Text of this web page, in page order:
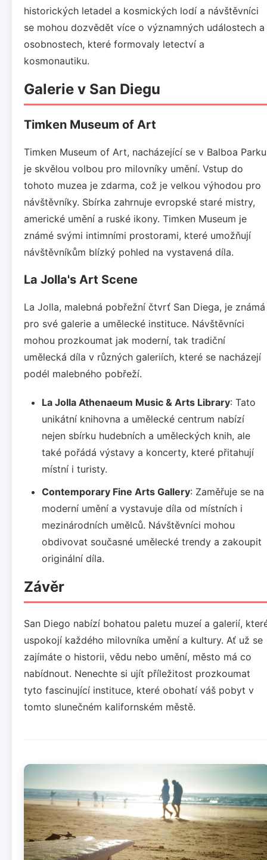
historických letadel a kosmických lodí a návštěvníci
se mohou dozvědět více o významných událostech a
osobnostech, které formovaly letectví a
kosmonautiku.
Galerie v San Diegu
Timken Museum of Art
Timken Museum of Art, nacházející se v Balboa
je skvělou volbou pro milovníky umění. Vstup do
tohoto muzea je zdarma, což je velkou výhodou pro
návštěvníky. Sbírka zahrnuje evropské staré mistry,
americké umění a ruské ikony. Timken Museum je
známé svými intimními prostorami, které umožňují
návštěvníkům blízký pohled na vystavená díla.
La Jolla's Art Scene
La Jolla, malebná pobřežní čtvrť San Diega, je známá
pro své galerie a umělecké instituce. Návštěvníci
mohou prozkoumat jak moderní, tak tradiční
umělecká díla v různých galeriích, které se nacházejí
podél malebného pobřeží.
La Jolla Athenaeum Music & Arts Library: Tato
unikátní knihovna a umělecké centrum nabízí
nejen sbírku hudebních a uměleckých knih, ale
také pořádá výstavy a koncerty, které přitahují
místní i turisty.
Contemporary Fine Arts Gallery: Zaměřuje se na
moderní umění a vystavuje díla od místních i
mezinárodních umělců. Návštěvníci mohou
obdivovat současné umělecké trendy a zakoupit
originální díla.
Závěr
San Diego nabízí bohatou paletu muzeí a galerií,
uspokojí každého milovníka umění a kultury. Ať už se
zajímáte o historii, vědu nebo umění, město má co
nabídnout. Nenechte si ujít příležitost prozkoumat
tyto fascinující instituce, které obohatí váš pobyt v
tomto slunečném kalifornském městě.